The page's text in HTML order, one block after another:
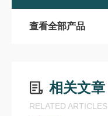
查看全部产品
相关文章
RELATED ARTICLES